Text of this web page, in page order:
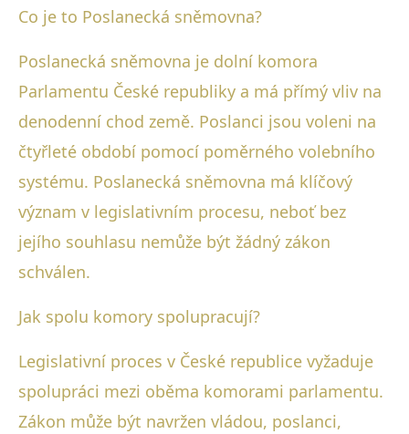
Co je to Poslanecká sněmovna?
Poslanecká sněmovna je dolní komora
Parlamentu České republiky a má přímý vliv na
denodenní chod země. Poslanci jsou voleni na
čtyřleté období pomocí poměrného volebního
systému. Poslanecká sněmovna má klíčový
význam v legislativním procesu, neboť bez
jejího souhlasu nemůže být žádný zákon
schválen.
Jak spolu komory spolupracují?
Legislativní proces v České republice vyžaduje
spolupráci mezi oběma komorami parlamentu.
Zákon může být navržen vládou, poslanci,